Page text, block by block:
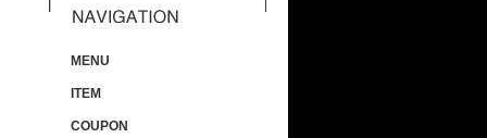
MENU
ITEM
COUPON